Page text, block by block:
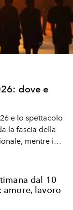
dove e
e lo spettacolo
la fascia della
mentre in
e regole per
dal 10
amore, lavoro